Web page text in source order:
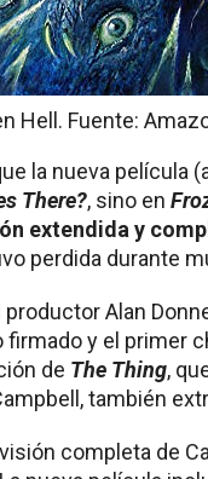
Hell. Fuente:
la nueva película
There?, sino en
extendida y
perdida durante
Alan
firmado y el primer
de The Thing,
también
completa de